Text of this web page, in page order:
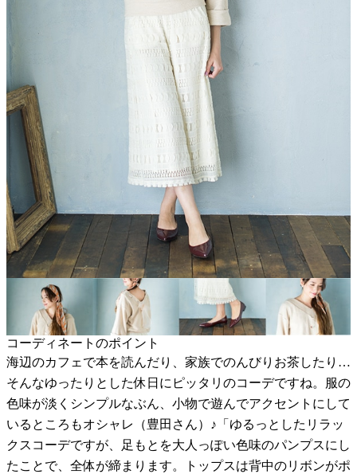
コーディネートのポイント
海辺のカフェで本を読んだり、家族でのんびりお茶したり…
そんなゆったりとした休日にピッタリのコーデですね。服の
色味が淡くシンプルなぶん、小物で遊んでアクセントにして
いるところもオシャレ（豊田さん）♪「ゆるっとしたリラッ
クスコーデですが、足もとを大人っぽい色味のパンプスにし
たことで、全体が締まります。トップスは背中のリボンがポ